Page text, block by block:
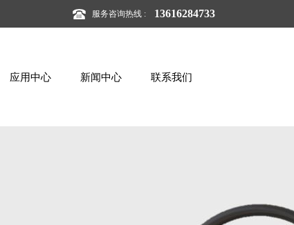
服务咨询热线 : 13616284733
应用中心 新闻中心 联系我们